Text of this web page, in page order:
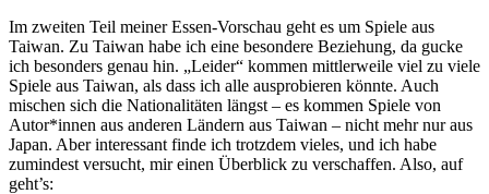
Im zweiten Teil meiner Essen-Vorschau geht es um Spiele aus
Taiwan. Zu Taiwan habe ich eine besondere Beziehung, da gucke
ich besonders genau hin. „Leider“ kommen mittlerweile viel zu viele
Spiele aus Taiwan, als dass ich alle ausprobieren könnte. Auch
mischen sich die Nationalitäten längst – es kommen Spiele von
Autor*innen aus anderen Ländern aus Taiwan – nicht mehr nur aus
Japan. Aber interessant finde ich trotzdem vieles, und ich habe
zumindest versucht, mir einen Überblick zu verschaffen. Also, auf
geht’s: